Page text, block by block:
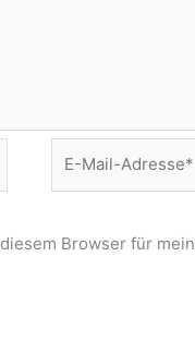
Mail-
Browser für